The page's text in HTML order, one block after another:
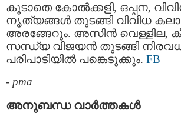
കൂടാതെ കോൽക്കളി, ഒപ്പന,
നൃത്യങ്ങൾ തുടങ്ങി വിവിധ കലാ
അരങ്ങേറും. അസിൻ വെള്ളില,
സന്ധ്യ വിജയൻ തുടങ്ങി
പരിപാടിയിൽ പങ്കെടുക്കും. FB
- pma
അനുബന്ധ വാര്‍ത്തകള്‍